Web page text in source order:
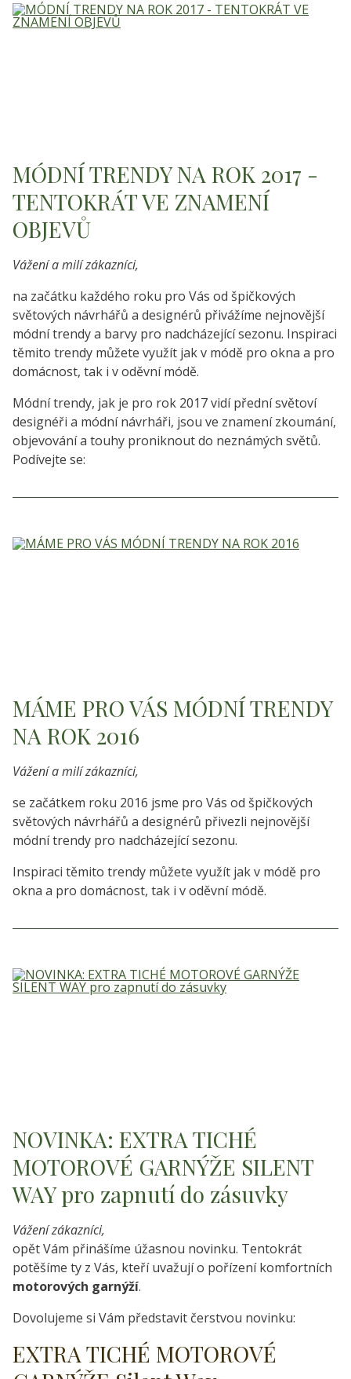
MÓDNÍ TRENDY NA ROK 2017 -
TENTOKRÁT VE ZNAMENÍ
OBJEVŮ
Vážení a milí zákazníci,
na začátku každého roku pro Vás od špičkových
světových návrhářů a designérů přivážíme nejnovější
módní trendy a barvy pro nadcházející sezonu. Inspiraci
těmito trendy můžete využít jak v módě pro okna a pro
domácnost, tak i v oděvní módě.
Módní trendy, jak je pro rok 2017 vidí přední světoví
designéři a módní návrháři, jsou ve znamení zkoumání,
objevování a touhy proniknout do neznámých světů.
Podívejte se:
MÁME PRO VÁS MÓDNÍ TRENDY
NA ROK 2016
Vážení a milí zákazníci,
se začátkem roku 2016 jsme pro Vás od špičkových
světových návrhářů a designérů přivezli nejnovější
módní trendy pro nadcházející sezonu.
Inspiraci těmito trendy můžete využít jak v módě pro
okna a pro domácnost, tak i v oděvní módě.
NOVINKA: EXTRA TICHÉ
MOTOROVÉ GARNÝŽE SILENT
WAY pro zapnutí do zásuvky
Vážení zákazníci,
opět Vám přinášíme úžasnou novinku. Tentokrát
potěšíme ty z Vás, kteří uvažují o pořízení komfortních
motorových garnýží.
Dovolujeme si Vám představit čerstvou novinku:
EXTRA TICHÉ MOTOROVÉ